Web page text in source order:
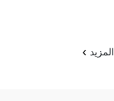
المزيد